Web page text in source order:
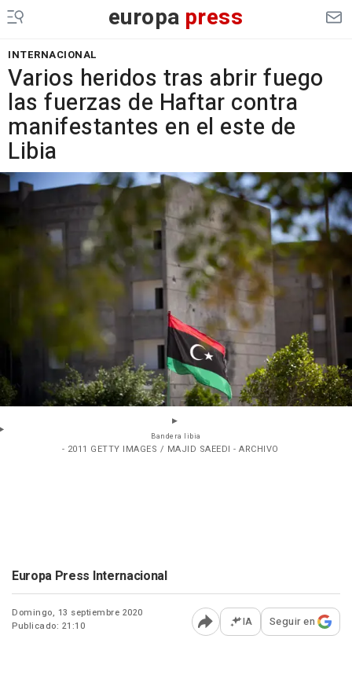
europa press
INTERNACIONAL
Varios heridos tras abrir fuego
las fuerzas de Haftar contra
manifestantes en el este de
Libia
Bandera libia
- 2011 GETTY IMAGES / MAJID SAEEDI - ARCHIVO
Europa Press Internacional
Domingo, 13 septiembre 2020
Publicado: 21:10
Abrir opciones para
IA Seguir en